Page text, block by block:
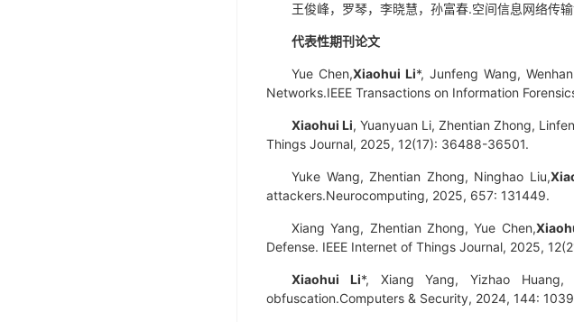
王俊峰，罗琴，李晓慧，孙富春.空间信息网络传
代表性期刊论文
Yue Chen,Xiaohui Li*, Junfeng Wang,
Networks.IEEE Transactions on Information
Xiaohui Li, Yuanyuan Li, Zhentian Zhong,
Things Journal, 2025, 12(17): 36488-36501.
Yuke Wang, Zhentian Zhong, Ninghao Liu,
attackers.Neurocomputing, 2025, 657: 131449.
Xiang Yang, Zhentian Zhong, Yue Chen,
Defense. IEEE Internet of Things Journal, 2025,
Xiaohui Li*, Xiang Yang, Yizhao Huang,
obfuscation.Computers & Security, 2024, 144: